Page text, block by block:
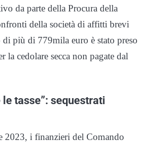
da parte della Procura della
della società di affitti brevi
più di 779mila euro è stato preso
la cedolare secca non pagate dal
le tasse”: sequestrati
2023, i finanzieri del Comando